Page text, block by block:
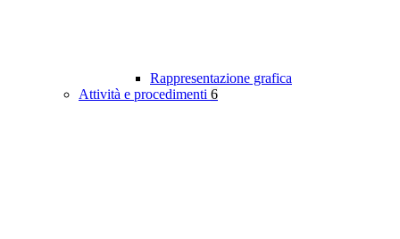
Rappresentazione grafica
Attività e procedimenti 6